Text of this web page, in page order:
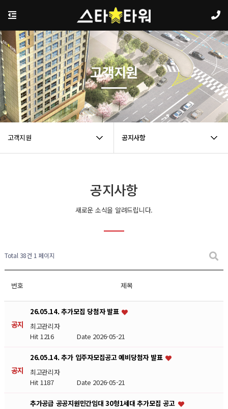
고객지원 공지사항
고객지원
공지사항
새로운 소식을 알려드립니다.
Total 38건 1 페이지
번호 제목
공지
26.05.14. 추가모집 당첨자 발표
최고관리자
Hit 1216 Date 2026-05-21
공지
26.05.14. 추가 입주자모집공고 예비당첨자 발표
최고관리자
Hit 1187 Date 2026-05-21
추가공급 공공지원민간임대 30형1세대 추가모집 공고